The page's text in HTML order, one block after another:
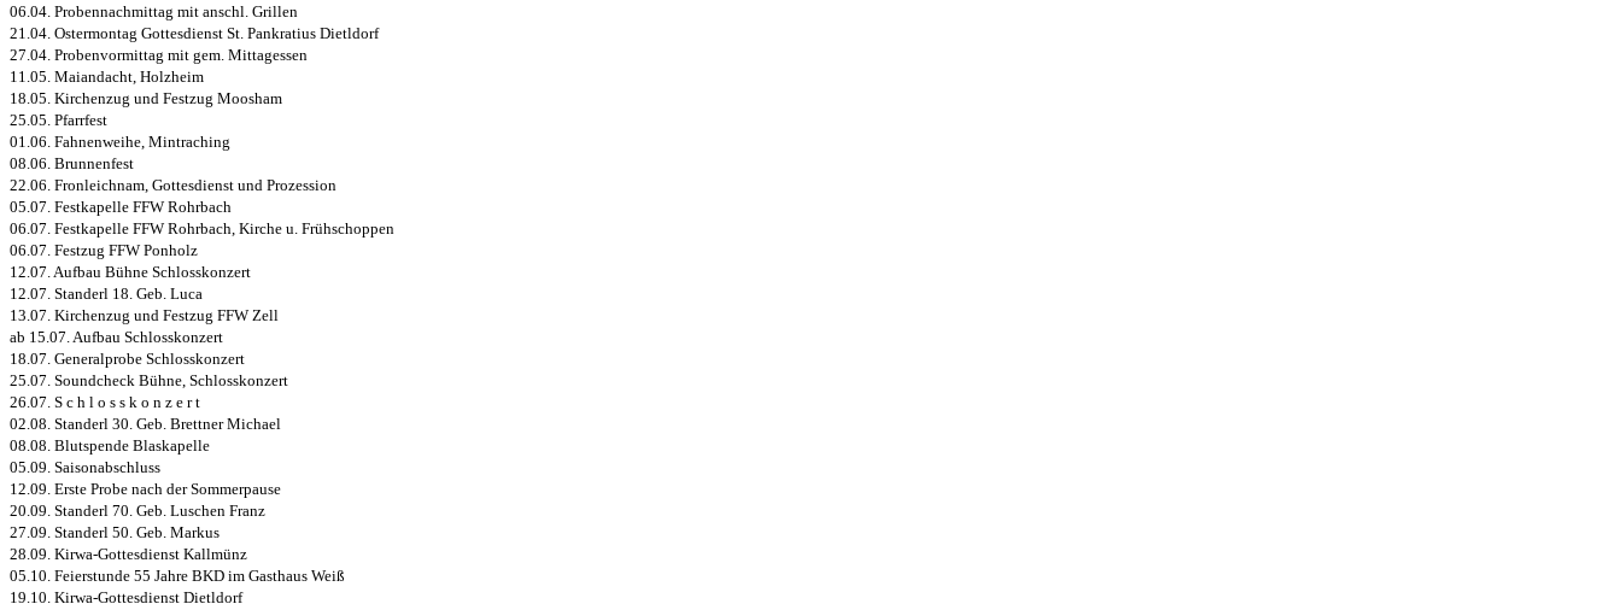
06.04. Probennachmittag mit anschl. Grillen
21.04. Ostermontag Gottesdienst St. Pankratius Dietldorf
27.04. Probenvormittag mit gem. Mittagessen
11.05. Maiandacht, Holzheim
18.05. Kirchenzug und Festzug Moosham
25.05. Pfarrfest
01.06. Fahnenweihe, Mintraching
08.06. Brunnenfest
22.06. Fronleichnam, Gottesdienst und Prozession
05.07. Festkapelle FFW Rohrbach
06.07. Festkapelle FFW Rohrbach, Kirche u. Frühschoppen
06.07. Festzug FFW Ponholz
12.07. Aufbau Bühne Schlosskonzert
12.07. Standerl 18. Geb. Luca
13.07. Kirchenzug und Festzug FFW Zell
ab 15.07. Aufbau Schlosskonzert
18.07. Generalprobe Schlosskonzert
25.07. Soundcheck Bühne, Schlosskonzert
26.07. S c h l o s s k o n z e r t
02.08. Standerl 30. Geb. Brettner Michael
08.08. Blutspende Blaskapelle
05.09. Saisonabschluss
12.09. Erste Probe nach der Sommerpause
20.09. Standerl 70. Geb. Luschen Franz
27.09. Standerl 50. Geb. Markus
28.09. Kirwa-Gottesdienst Kallmünz
05.10. Feierstunde 55 Jahre BKD im Gasthaus Weiß
19.10. Kirwa-Gottesdienst Dietldorf